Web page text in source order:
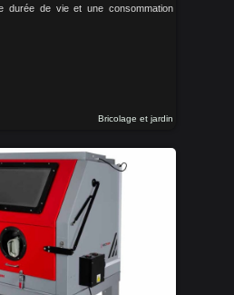
durée de vie et une consommation
Bricolage et jardin